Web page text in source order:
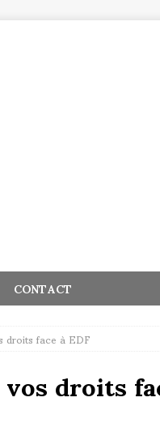
CONTACT
droits face à EDF
droits